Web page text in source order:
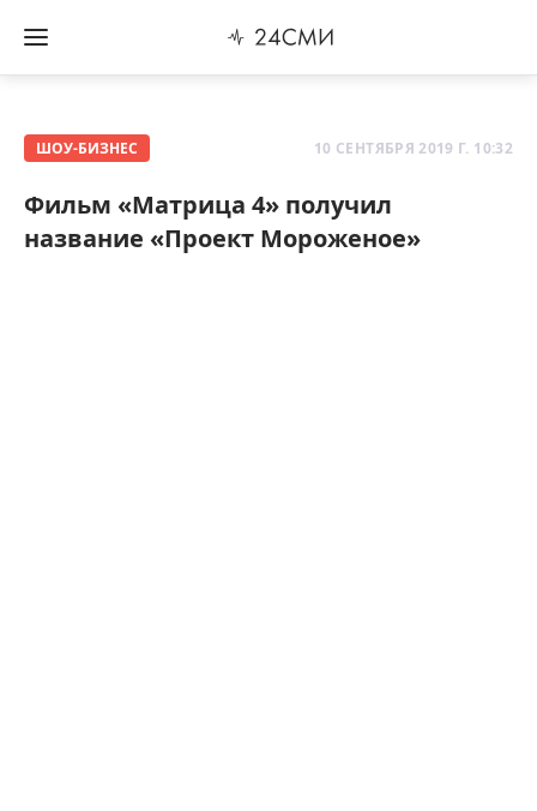
ШОУ-БИЗНЕС 10 СЕНТЯБРЯ 2019 Г. 10:32
Фильм «Матрица 4» получил
название «Проект Мороженое»